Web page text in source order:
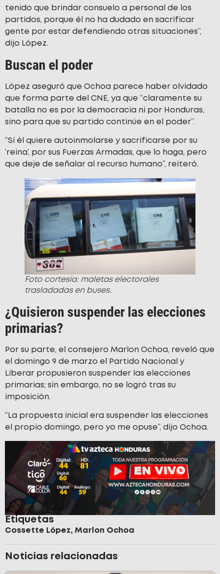
tenido que brindar consuelo a personal de los
partidos, porque él no ha dudado en sacrificar
gente por estar defendiendo otras situaciones”,
dijo López.
Buscan el poder
López aseguró que Ochoa parece haber olvidado
que forma parte del CNE, ya que “claramente su
batalla no es por la democracia ni por Honduras,
sino para que su partido continúe en el poder”.
“Sí él quiere autoinmolarse y sacrificarse por su
‘reina’, por sus Fuerzas Armadas, que lo haga, pero
que deje de señalar al recurso humano”, reiteró.
Foto cortesía: maletas electorales
trasladadas en buses.
¿Quisieron suspender las elecciones
primarias?
Por su parte, el consejero Marlon Ochoa, reveló que
el domingo 9 de marzo el Partido Nacional y
Liberar propusieron suspender las elecciones
primarias; sin embargo, no se logró tras su
imposición.
“La propuesta inicial era suspender las elecciones
el propio domingo, pero yo me opuse”, dijo Ochoa.
Etiquetas
Cossette López, Marlon Ochoa
Noticias relacionadas